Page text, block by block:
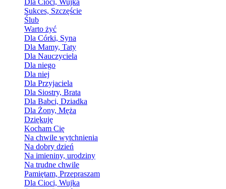
Dla Cioci, Wujka
Sukces, Szczęście
Ślub
Warto żyć
Dla Córki, Syna
Dla Mamy, Taty
Dla Nauczyciela
Dla niego
Dla niej
Dla Przyjaciela
Dla Siostry, Brata
Dla Babci, Dziadka
Dla Żony, Męża
Dziękuję
Kocham Cię
Na chwile wytchnienia
Na dobry dzień
Na imieniny, urodziny
Na trudne chwile
Pamiętam, Przepraszam
Dla Cioci, Wujka